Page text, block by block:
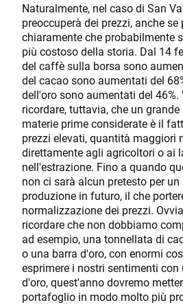
Naturalmente, nel caso di San
preoccuperà dei prezzi, anche
chiaramente che probabilmente
più costoso della storia. Dal 14
del caffè sulla borsa sono
del cacao sono aumentati del
dell'oro sono aumentati del 46%.
ricordare, tuttavia, che un
materie prime considerate è il
prezzi elevati, quantità maggiori
direttamente agli agricoltori o ai
nell'estrazione. Fino a quando
non ci sarà alcun pretesto per
produzione in futuro, il che
normalizzazione dei prezzi.
ricordare che non dobbiamo
ad esempio, una tonnellata di
o una barra d'oro, con enormi
esprimere i nostri sentimenti con
d'oro, quest'anno dovremo
portafoglio in modo molto più